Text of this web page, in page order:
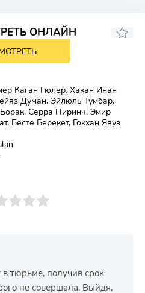
ОНЛАЙН
Каган Гюлер, Хакан Инан
Думан, Эйлюль Тумбар,
Серра Пиринч, Эмир
Бесте Берекет, Гокхан Явуз
тюрьме, получив срок
не совершала. Выйдя,